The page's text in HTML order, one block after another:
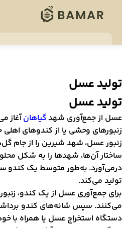
عسل
عسل
جمع‌آوری شهدگیاهانآغاز
وحشی یا از کندوهای اهلی
شهد شیرین را از جام گل‌ها
آن‌ها، شهدها را به شکل محلولی
عسل از یک کندو، زنبورداران
سپس شانه‌های کندو برداشته
استخراج عسل یا همراه با خود